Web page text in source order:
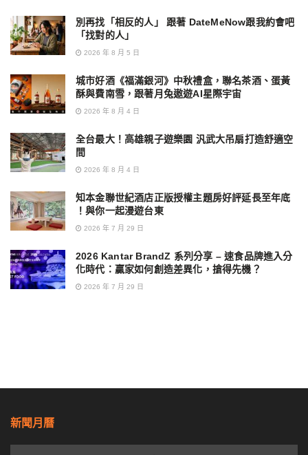
別再找「相反的人」 跟著 DateMeNow跟我約會吧
「找對的人」
2026 年 8 月 5 日
城市好酒《福滿銀河》中秋禮盒，聯名茶酒、蛋黃
酥與費南雪，跟著月兔遨遊AI星際宇宙
2026 年 8 月 4 日
全台最大！高雄親子遊樂園 汎武大吊扇打造舒適空
間
2026 年 8 月 4 日
知本金聯世紀酒店正版授權主題房好評延長至年底
！與你一起漫遊台東
2026 年 7 月 29 日
2026 Kantar BrandZ 系列分享 – 速食品牌進入分
化時代：贏家如何創造差異化，搶得先機？
2026 年 7 月 29 日
新聞月曆